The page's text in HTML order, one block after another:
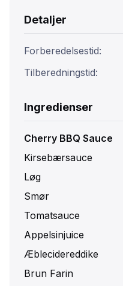
Detaljer
Forberedelsestid:
Tilberedningstid:
Ingredienser
Cherry BBQ Sauce
Kirsebærsauce
Løg
Smør
Tomatsauce
Appelsinjuice
Æblecidereddike
Brun Farin